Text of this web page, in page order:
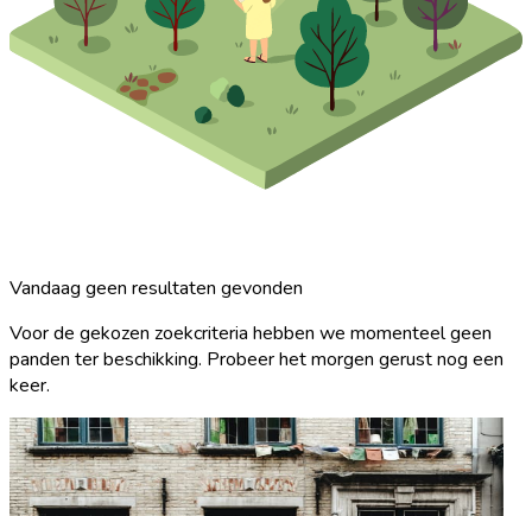
Vandaag geen resultaten gevonden
Voor de gekozen zoekcriteria hebben we momenteel geen
panden ter beschikking. Probeer het morgen gerust nog een
keer.